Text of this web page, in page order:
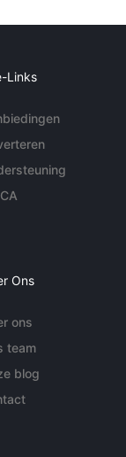
Links
Ons
ons
team
blog